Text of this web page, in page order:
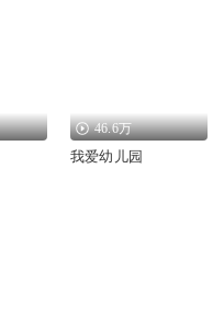
46.6万
我爱幼儿园